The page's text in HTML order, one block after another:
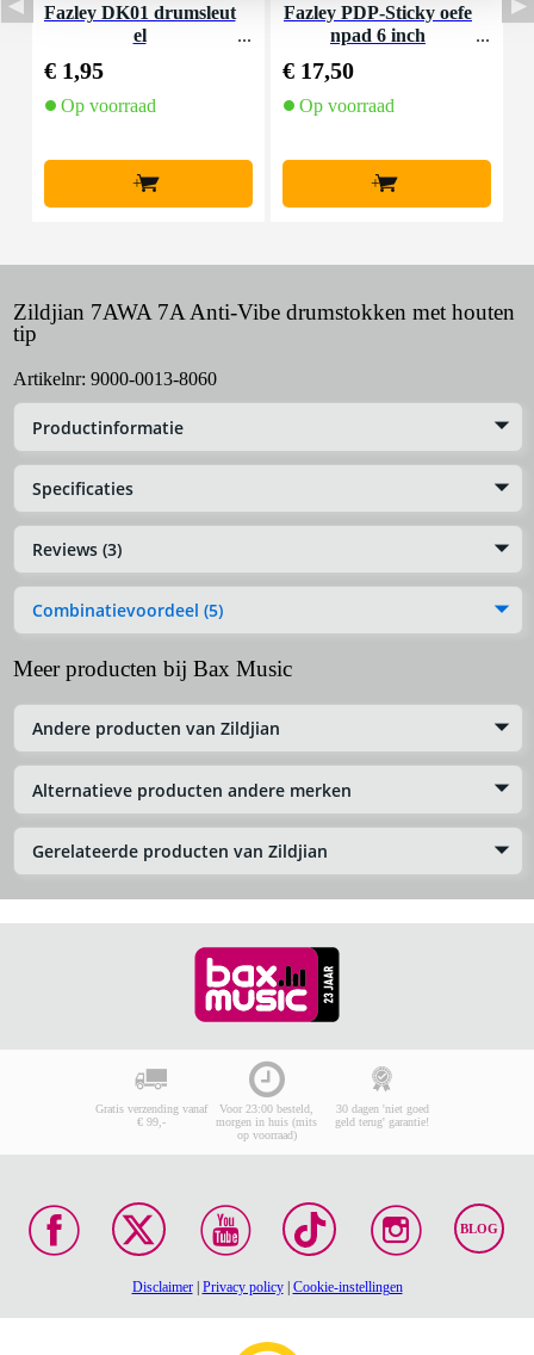
Fazley DK01 drumsleut
el
€ 1,95
Op voorraad
+
Fazley PDP-Sticky oefe
npad 6 inch
€ 17,50
Op voorraad
+
Zildjian 7AWA 7A Anti-Vibe drumstokken met houten
tip
Artikelnr: 9000-0013-8060
Productinformatie
Specificaties
Reviews (3)
Combinatievoordeel (5)
Meer producten bij Bax Music
Andere producten van Zildjian
Alternatieve producten andere merken
Gerelateerde producten van Zildjian
Gratis verzending vanaf
€ 99,-
Voor 23:00 besteld,
morgen in huis (mits
op voorraad)
30 dagen 'niet goed
geld terug' garantie!
BLOG
Disclaimer| Privacy policy| Cookie-instellingen